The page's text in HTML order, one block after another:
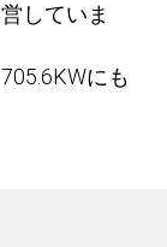
していま
にも